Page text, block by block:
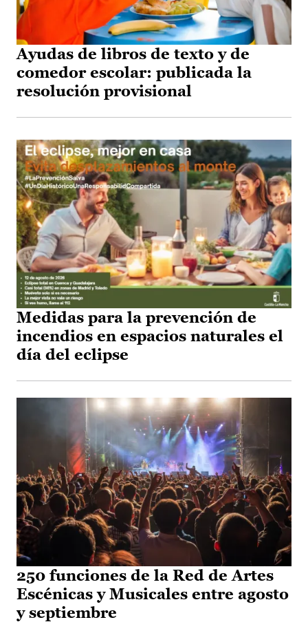
Ayudas de libros de texto y de
comedor escolar: publicada la
resolución provisional
Medidas para la prevención de
incendios en espacios naturales el
día del eclipse
250 funciones de la Red de Artes
Escénicas y Musicales entre agosto
y septiembre